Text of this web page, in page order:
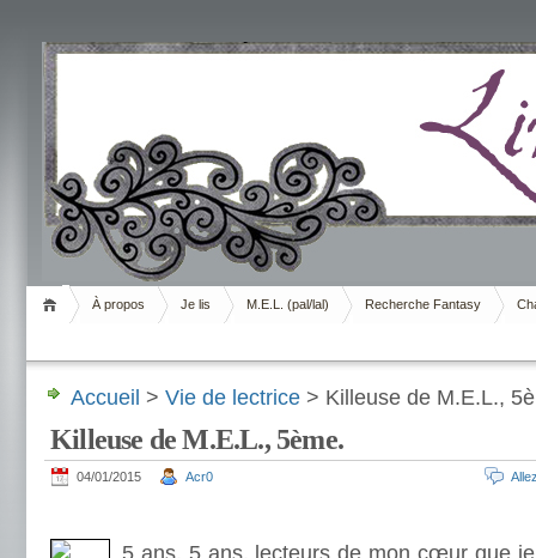
Livrement
À propos Je lis M.E.L. (pal/lal) Recherche Fantasy
Accueil > Vie de lectrice > Killeuse de M.E.L.,
Killeuse de M.E.L., 5ème.
04/01/2015 Acr0
5 ans. 5 ans, lecteurs de mon cœur que